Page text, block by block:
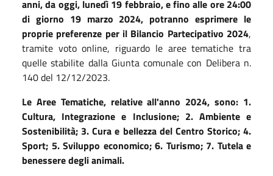
anni, da oggi, lunedì 19 febbraio, e fino alle ore 24:00
di giorno 19 marzo 2024, potranno esprimere le
proprie preferenze per il Bilancio Partecipativo 2024,
tramite voto online, riguardo le aree tematiche tra
quelle stabilite dalla Giunta comunale con Delibera n.
140 del 12/12/2023.
Le Aree Tematiche, relative all'anno 2024, sono: 1.
Cultura, Integrazione e Inclusione; 2. Ambiente e
Sostenibilità; 3. Cura e bellezza del Centro Storico; 4.
Sport; 5. Sviluppo economico; 6. Turismo; 7. Tutela e
benessere degli animali.